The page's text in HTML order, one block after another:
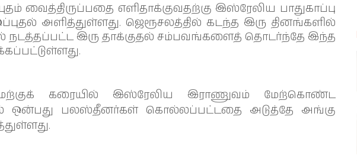
வைத்திருப்பதை எளிதாக்குவதற்கு இஸ்ரேலிய பாதுகாப்பு
அளித்துள்ளது. ஜெரூசலத்தில் கடந்த இரு தினங்களில்
இரு தாக்குதல் சம்பவங்களைத் தொடர்ந்தே இந்த
மேற்குக் கரையில் இஸ்ரேலிய இராணுவம் மேற்கொண்ட
ஒன்பது பலஸ்தீனர்கள் கொல்லப்பட்டதை அடுத்தே அங்கு